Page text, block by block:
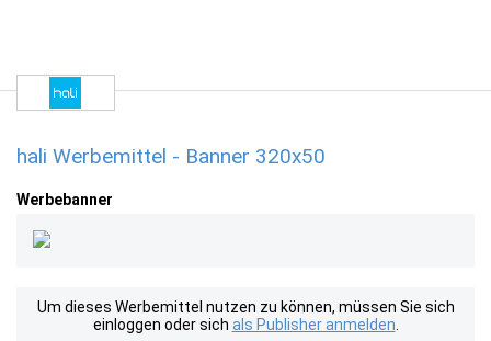
hali Werbemittel - Banner 320x50
Werbebanner
Um dieses Werbemittel nutzen zu können, müssen Sie sich
einloggen oder sich als Publisher anmelden